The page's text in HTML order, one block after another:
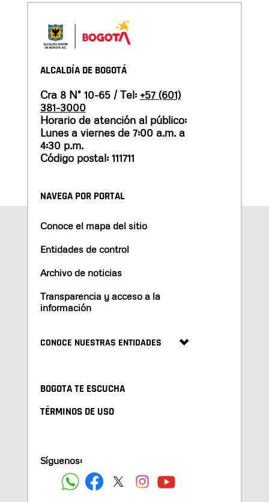
ALCALDÍA DE BOGOTÁ
Cra 8 N° 10-65 / Tel: +57 (601)
381-3000
Horario de atención al público:
Lunes a viernes de 7:00 a.m. a
4:30 p.m.
Código postal: 111711
NAVEGA POR PORTAL
Conoce el mapa del sitio
Entidades de control
Archivo de noticias
Transparencia y acceso a la
información
CONOCE NUESTRAS ENTIDADES
BOGOTA TE ESCUCHA
TÉRMINOS DE USO
Síguenos: